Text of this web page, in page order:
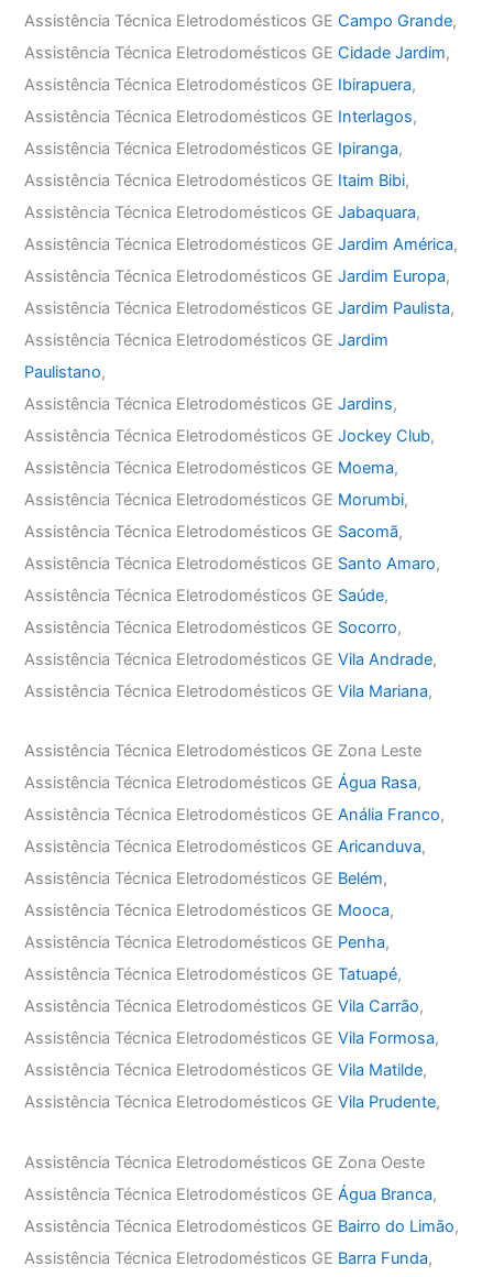
Assistência Técnica Eletrodomésticos GECampo Grande,
Assistência Técnica Eletrodomésticos GECidade Jardim,
Assistência Técnica Eletrodomésticos GE Ibirapuera,
Assistência Técnica Eletrodomésticos GE Interlagos,
Assistência Técnica Eletrodomésticos GE Ipiranga,
Assistência Técnica Eletrodomésticos GE Itaim Bibi,
Assistência Técnica Eletrodomésticos GEJabaquara,
Assistência Técnica Eletrodomésticos GEJardim América,
Assistência Técnica Eletrodomésticos GEJardim Europa,
Assistência Técnica Eletrodomésticos GEJardim Paulista,
Assistência Técnica Eletrodomésticos GEJardim
Paulistano,
Assistência Técnica Eletrodomésticos GEJardins,
Assistência Técnica Eletrodomésticos GEJockey Club,
Assistência Técnica Eletrodomésticos GE Moema,
Assistência Técnica Eletrodomésticos GE Morumbi,
Assistência Técnica Eletrodomésticos GE Sacomã,
Assistência Técnica Eletrodomésticos GE Santo Amaro,
Assistência Técnica Eletrodomésticos GE Saúde,
Assistência Técnica Eletrodomésticos GE Socorro,
Assistência Técnica Eletrodomésticos GEVila Andrade,
Assistência Técnica Eletrodomésticos GEVila Mariana,
Assistência Técnica Eletrodomésticos GE Zona Leste
Assistência Técnica Eletrodomésticos GEÁgua Rasa,
Assistência Técnica Eletrodomésticos GEAnália Franco,
Assistência Técnica Eletrodomésticos GEAricanduva,
Assistência Técnica Eletrodomésticos GE Belém,
Assistência Técnica Eletrodomésticos GE Mooca,
Assistência Técnica Eletrodomésticos GE Penha,
Assistência Técnica Eletrodomésticos GETatuapé,
Assistência Técnica Eletrodomésticos GEVila Carrão,
Assistência Técnica Eletrodomésticos GEVila Formosa,
Assistência Técnica Eletrodomésticos GEVila Matilde,
Assistência Técnica Eletrodomésticos GEVila Prudente,
Assistência Técnica Eletrodomésticos GE Zona Oeste
Assistência Técnica Eletrodomésticos GEÁgua Branca,
Assistência Técnica Eletrodomésticos GE Bairro do Limão,
Assistência Técnica Eletrodomésticos GE Barra Funda,